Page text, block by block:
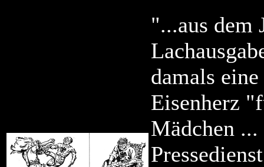
"...aus dem
damals
Eisenherz
Mädchen